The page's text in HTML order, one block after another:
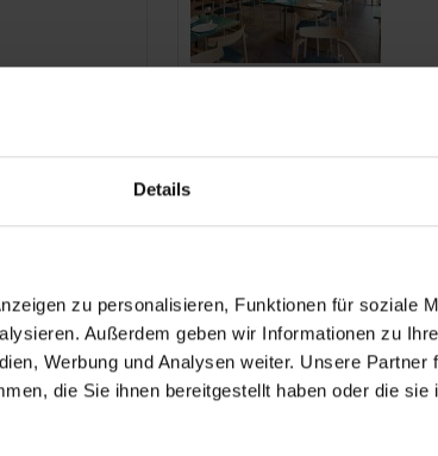
Details
zu personalisieren, Funktionen für soziale
Außerdem geben wir Informationen zu
Werbung und Analysen weiter. Unsere Partner
die Sie ihnen bereitgestellt haben oder die sie